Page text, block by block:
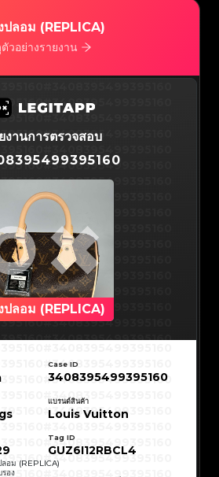
#3066123689299189
#3066123689299189
#3066123689299189
#3066123689299189
#3066123689299189
#3066123689299189
#3066123689299189
#3066123689299189
#3066123689299189
#3066123689299189
#3066123689299189
#3066123689299189
#3066123689299189
#3066123689299189
#3066123689299189
#3066123689299189
#3066123689299189
#3066123689299189
#3066123689299189
#3066123689299189
#3066123689299189
#3066123689299189
#3066123689299189
#3066123689299189
#3066123689299189
#3066123689299189
#3066123689299189
#3066123689299189
#3066123689299189
#3066123689299189
#3066123689299189
#3066123689299189
#3066123689299189
#3066123689299189
#3066123689299189
#3066123689299189
#3066123689299189
#3066123689299189
#3066123689299189
#3066123689299189
#3066123689299189
#3066123689299189
#3066123689299189
#3066123689299189
#3066123689299189
#3066123689299189
#3066123689299189
ปลอม (REPLICA)
วอย่างรายงาน
#3408395499395160
#3408395499395160
#3408395499395160
#3408395499395160
#3408395499395160
#3408395499395160
#3408395499395160
#3408395499395160
#3408395499395160
#3408395499395160
#3408395499395160
#3408395499395160
#3408395499395160
#3408395499395160
#3408395499395160
#3408395499395160
#3408395499395160
#3408395499395160
#3408395499395160
#3408395499395160
#3408395499395160
#3408395499395160
งานการตรวจสอบ
ปลอม (REPLICA)
#3408395499395160
#3408395499395160
#3408395499395160
#3408395499395160
#3408395499395160
#3408395499395160
#3408395499395160
Case ID
3408395499395160
แบรนด์สินค้า
Louis Vuitton
Tag ID
GUZ6I12RBCL4
อม (REPLICA)
อง